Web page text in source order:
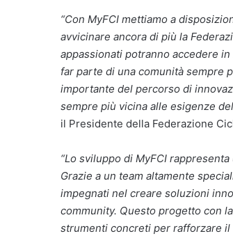
“Con MyFCI mettiamo a
avvicinare ancora di più la
appassionati potranno accedere
far parte di una comunità sempre
importante del percorso di
sempre più vicina alle esigenze
il Presidente della Federazione
“Lo sviluppo di MyFCI
Grazie a un team altamente
impegnati nel creare soluzioni
community. Questo progetto con
strumenti concreti per rafforzare